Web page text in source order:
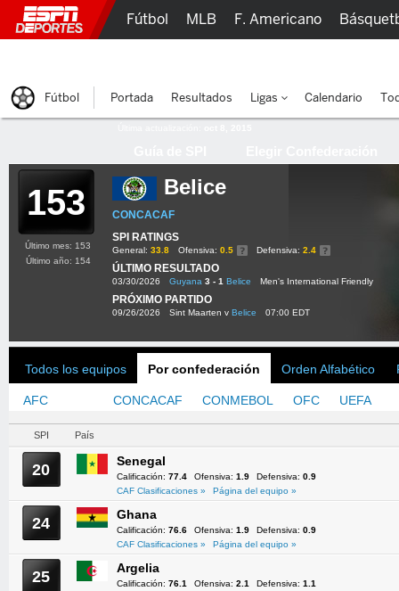
153 Belice
CONCACAF
SPI RATINGS
General: 33.8 Ofensiva: 0.5 Defensiva: 2.4
ÚLTIMO RESULTADO
03/30/2026 Guyana 3 - 1 Belice Men's International Friendly
PRÓXIMO PARTIDO
09/26/2026 Sint Maarten v Belice 07:00 EDT
Último mes: 153
Último año: 154
Todos los equipos Por confederación Orden Alfabético
AFC CONCACAF CONMEBOL OFC UEFA
SPI País
20 Senegal
Calificación: 77.4 Ofensiva: 1.9 Defensiva: 0.9
CAF Clasificaciones »
Página del equipo »
24 Ghana
Calificación: 76.6 Ofensiva: 1.9 Defensiva: 0.9
CAF Clasificaciones »
Página del equipo »
25 Argelia
Calificación: 76.1 Ofensiva: 2.1 Defensiva: 1.1
Fútbol MLB F. Americano
Fútbol Portada Resultados Ligas Calendario